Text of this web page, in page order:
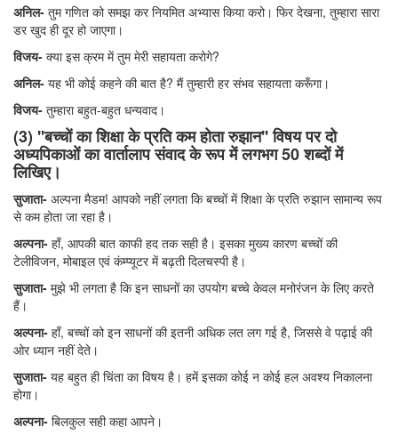
अनिल- तुम गणित को समझ कर नियमित अभ्यास किया करो। फिर देखना, तुम्हारा सारा
डर खुद ही दूर हो जाएगा।
विजय- क्या इस क्रम में तुम मेरी सहायता करोगे?
अनिल- यह भी कोई कहने की बात है? मैं तुम्हारी हर संभव सहायता करूँगा।
विजय- तुम्हारा बहुत-बहुत धन्यवाद।
(3) ''बच्चों का शिक्षा के प्रति कम होता रुझान'' विषय पर दो
अध्यपिकाओं का वार्तालाप संवाद के रूप में लगभग 50 शब्दों में
लिखिए।
सुजाता- अल्पना मैडम! आपको नहीं लगता कि बच्चों में शिक्षा के प्रति रुझान सामान्य रूप
से कम होता जा रहा है।
अल्पना- हाँ, आपकी बात काफी हद तक सही है। इसका मुख्य कारण बच्चों की
टेलीविजन, मोबाइल एवं कंम्प्यूटर में बढ़ती दिलचस्पी है।
सुजाता- मुझे भी लगता है कि इन साधनों का उपयोग बच्चे केवल मनोरंजन के लिए करते
हैं।
अल्पना- हाँ, बच्चों को इन साधनों की इतनी अधिक लत लग गई है, जिससे वे पढ़ाई की
ओर ध्यान नहीं देते।
सुजाता- यह बहुत ही चिंता का विषय है। हमें इसका कोई न कोई हल अवश्य निकालना
होगा।
अल्पना- बिलकुल सही कहा आपने।